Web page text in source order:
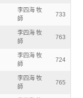
李四海 牧
師
733
李四海 牧
師
763
李四海 牧
師
724
李四海 牧
師
765